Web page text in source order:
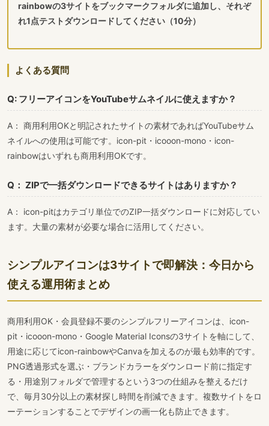
rainbowの3サイトをブックマークフォルダに追加し、それぞ
れ1点テストダウンロードしてください（10分）
よくある質問
Q: フリーアイコンをYouTubeサムネイルに使えますか？
A： 商用利用OKと明記されたサイトの素材であればYouTubeサム
ネイルへの使用は可能です。icon-pit・icooon-mono・icon-
rainbowはいずれも商用利用OKです。
Q： ZIPで一括ダウンロードできるサイトはありますか？
A： icon-pitはカテゴリ単位でのZIP一括ダウンロードに対応してい
ます。大量の素材が必要な場合に活用してください。
シンプルアイコンは3サイトで即解決：今日から
使える運用術まとめ
商用利用OK・会員登録不要のシンプルフリーアイコンは、icon-
pit・icooon-mono・Google Material Iconsの3サイトを軸にして、
用途に応じてicon-rainbowやCanvaを加えるのが最も効率的です。
PNG透過形式を選ぶ・ブランドカラーをダウンロード前に指定す
る・用途別フォルダで管理するという3つの仕組みを整えるだけ
で、毎月30分以上の素材探し時間を削減できます。複数サイトをロ
ーテーションすることでデザインの画一化も防止できます。